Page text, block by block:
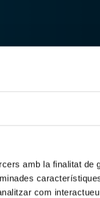
amb la finalitat de
com